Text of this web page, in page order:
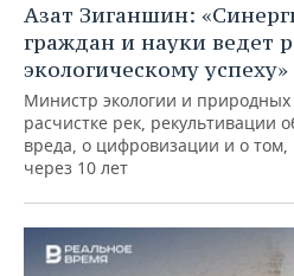
Азат Зиганшин:
граждан и науки ведет
экологическому успеху»
Министр экологии и
расчистке рек, рекультивации
вреда, о цифровизации и о том,
через 10 лет